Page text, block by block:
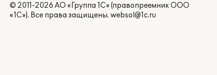
© 2011-2026 АО «Группа 1С» (правопреемник ООО
«1С»). Все права защищены. websol@1c.ru